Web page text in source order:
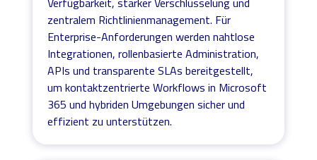
zentralem Richtlinienmanagement. Für
Enterprise-Anforderungen werden nahtlose
Integrationen, rollenbasierte Administration,
APIs und transparente SLAs bereitgestellt,
um kontaktzentrierte Workflows in Microsoft
365 und hybriden Umgebungen sicher und
effizient zu unterstützen.